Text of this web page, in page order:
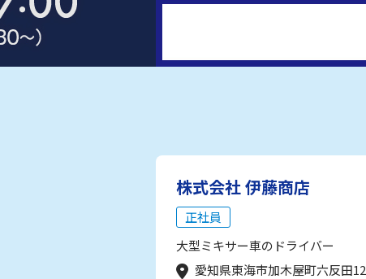
株式会社 伊藤商店
正社員
大型ミキサー車のドライバー
愛知県東海市加木屋町六反田12